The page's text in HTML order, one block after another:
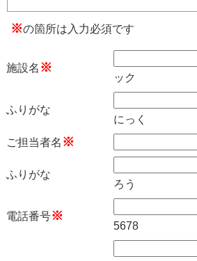
※の箇所は入力必須です
施設名 ※
ック
ふりがな
にっく
ご担当者名 ※
ふりがな
ろう
電話番号※
5678